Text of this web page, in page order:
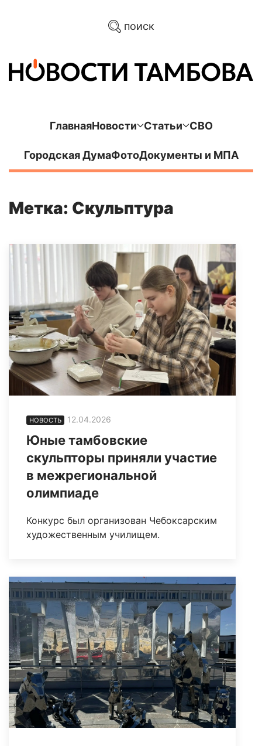
поиск
ГлавнаяНовости Статьи СВО
Городская ДумаФотоДокументы и МПА
Метка: Скульптура
НОВОСТЬ 12.04.2026
Юные тамбовские
скульпторы приняли участие
в межрегиональной
олимпиаде
Конкурс был организован Чебоксарским
художественным училищем.